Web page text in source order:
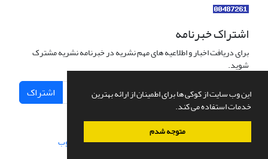
این وب سایت از کوکی ها برای اطمینان از ارائه بهترین
خدمات استفاده می کند.
متوجه شدم
اشتراک خبرنامه
برای دریافت اخبار و اطلاعیه های مهم نشریه در خبرنامه نشریه مشترک
شوید.
اشتراک
سامانه مدیریت نشریات علمی.طراحی و پیاده سازی از سیناوب